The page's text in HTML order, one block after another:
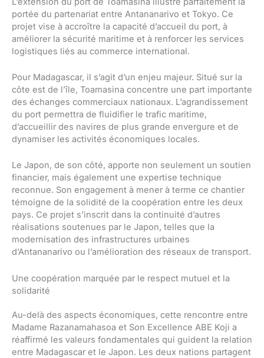
portée du partenariat entre Antananarivo et Tokyo. Ce
projet vise à accroître la capacité d’accueil du port, à
améliorer la sécurité maritime et à renforcer les services
logistiques liés au commerce international.
Pour Madagascar, il s’agit d’un enjeu majeur. Situé sur la
côte est de l’île, Toamasina concentre une part importante
des échanges commerciaux nationaux. L’agrandissement
du port permettra de fluidifier le trafic maritime,
d’accueillir des navires de plus grande envergure et de
dynamiser les activités économiques locales.
Le Japon, de son côté, apporte non seulement un soutien
financier, mais également une expertise technique
reconnue. Son engagement à mener à terme ce chantier
témoigne de la solidité de la coopération entre les deux
pays. Ce projet s’inscrit dans la continuité d’autres
réalisations soutenues par le Japon, telles que la
modernisation des infrastructures urbaines
d’Antananarivo ou l’amélioration des réseaux de transport.
Une coopération marquée par le respect mutuel et la
solidarité
Au-delà des aspects économiques, cette rencontre entre
Madame Razanamahasoa et Son Excellence ABE Koji a
réaffirmé les valeurs fondamentales qui guident la relation
entre Madagascar et le Japon. Les deux nations partagent